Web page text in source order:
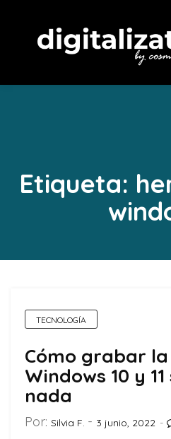
Etiqueta:
TECNOLOGÍA
Cómo grabar
Windows 10 y
nada
Por: Silvia F. 3 junio, 2022